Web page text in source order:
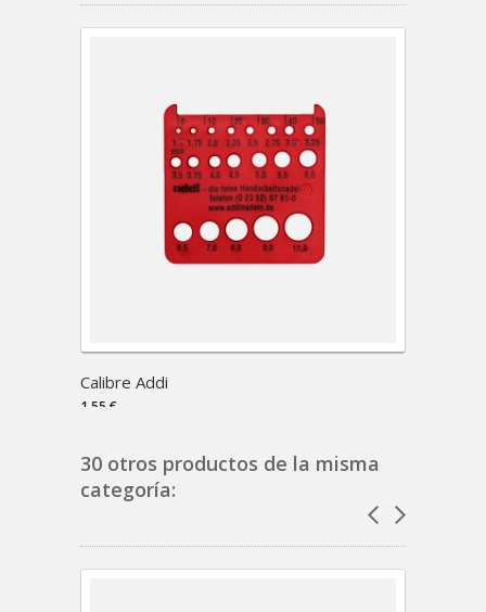
Calibre Addi
1,55 €
30 otros productos de la misma
categoría: